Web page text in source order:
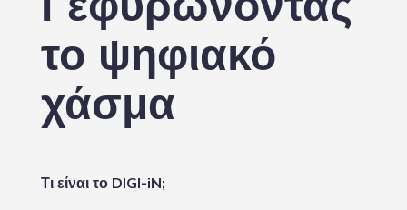
το ψηφιακό
χάσμα
Τι είναι το DIGI-iN;